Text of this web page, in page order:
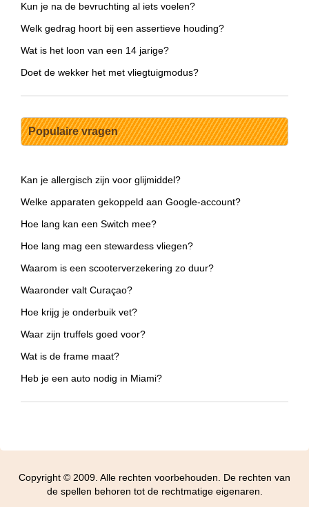
Kun je na de bevruchting al iets voelen?
Welk gedrag hoort bij een assertieve houding?
Wat is het loon van een 14 jarige?
Doet de wekker het met vliegtuigmodus?
Populaire vragen
Kan je allergisch zijn voor glijmiddel?
Welke apparaten gekoppeld aan Google-account?
Hoe lang kan een Switch mee?
Hoe lang mag een stewardess vliegen?
Waarom is een scooterverzekering zo duur?
Waaronder valt Curaçao?
Hoe krijg je onderbuik vet?
Waar zijn truffels goed voor?
Wat is de frame maat?
Heb je een auto nodig in Miami?
Copyright © 2009. Alle rechten voorbehouden. De rechten van
de spellen behoren tot de rechtmatige eigenaren.